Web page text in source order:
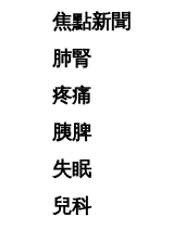
焦點新聞
肺腎
疼痛
胰脾
失眠
兒科